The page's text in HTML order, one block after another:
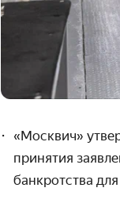
«Москвич»
принятия
банкротства